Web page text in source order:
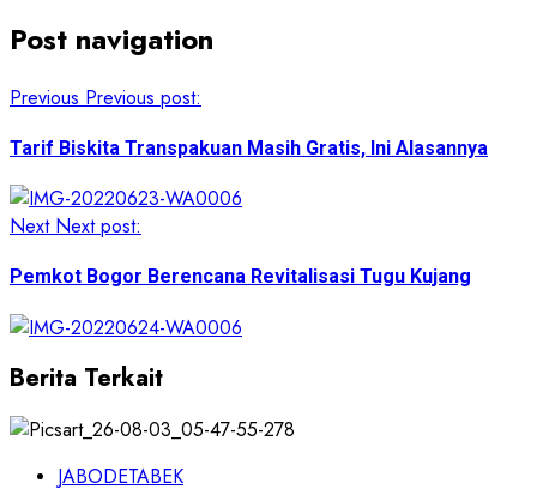
Post navigation
Previous Previous post:
Tarif Biskita Transpakuan Masih Gratis, Ini Alasannya
Next Next post:
Pemkot Bogor Berencana Revitalisasi Tugu Kujang
Berita Terkait
JABODETABEK